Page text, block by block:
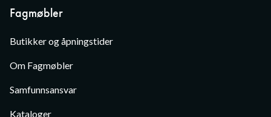
Fagmøbler
Butikker og åpningstider
Om Fagmøbler
Samfunnsansvar
Kataloger